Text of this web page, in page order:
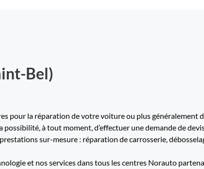
Bel)
pour la réparation de votre voiture ou plus généralement
à tout moment, d’effectuer une demande de
sur-mesure : réparation de carrosserie,
et nos services dans tous les centres Norauto